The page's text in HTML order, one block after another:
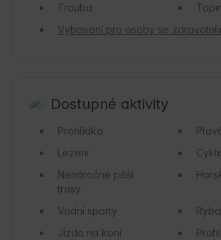
Trouba
Vybavení pro osoby se
Dostupné aktivity
Prohlídka
Lezení
Nenáročné pěší
trasy
Vodní sporty
Jízda na koni